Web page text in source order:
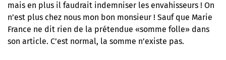
mais en plus il faudrait indemniser les envahisseurs ! On
n’est plus chez nous mon bon monsieur ! Sauf que Marie
France ne dit rien de la prétendue «somme folle» dans
son article. C’est normal, la somme n’existe pas.